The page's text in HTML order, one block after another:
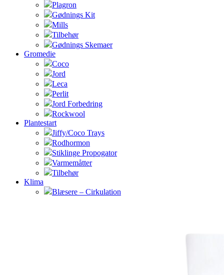
Plagron
Gødnings Kit
Mills
Tilbehør
Gødnings Skemaer
Gromedie
Coco
Jord
Leca
Perlit
Jord Forbedring
Rockwool
Plantestart
Jiffy/Coco Trays
Rodhormon
Stiklinge Propogator
Varmemåtter
Tilbehør
Klima
Blæsere – Cirkulation